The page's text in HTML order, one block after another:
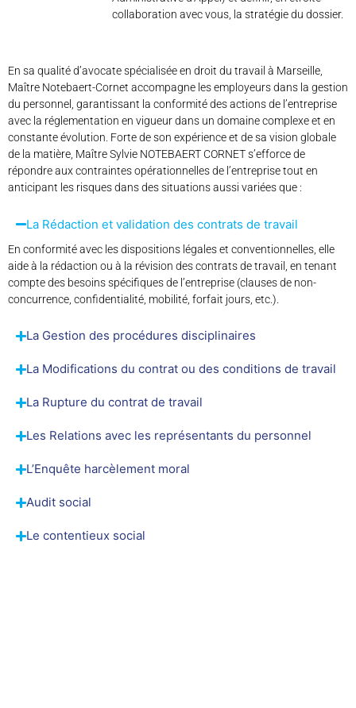
collaboration avec vous, la stratégie du dossier.
En sa qualité d’avocate spécialisée en droit du travail à Marseille,
Maître Notebaert-Cornet accompagne les employeurs dans la gestion
du personnel, garantissant la conformité des actions de l’entreprise
avec la réglementation en vigueur dans un domaine complexe et en
constante évolution. Forte de son expérience et de sa vision globale
de la matière, Maître Sylvie NOTEBAERT CORNET s’efforce de
répondre aux contraintes opérationnelles de l’entreprise tout en
anticipant les risques dans des situations aussi variées que :
La Rédaction et validation des contrats de travail
En conformité avec les dispositions légales et conventionnelles, elle
aide à la rédaction ou à la révision des contrats de travail, en tenant
compte des besoins spécifiques de l’entreprise (clauses de non-
concurrence, confidentialité, mobilité, forfait jours, etc.).
La Gestion des procédures disciplinaires
La Modifications du contrat ou des conditions de travail
La Rupture du contrat de travail
Les Relations avec les représentants du personnel
L’Enquête harcèlement moral
Audit social
Le contentieux social